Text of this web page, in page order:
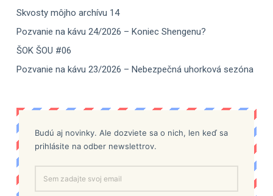
Skvosty môjho archívu 14
Pozvanie na kávu 24/2026 – Koniec Shengenu?
ŠOK ŠOU #06
Pozvanie na kávu 23/2026 – Nebezpečná uhorková sezóna
Budú aj novinky. Ale dozviete sa o nich, len keď sa
prihlásite na odber newslettrov.